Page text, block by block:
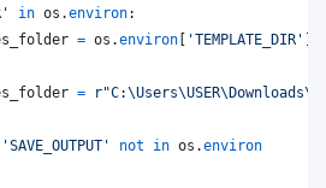
in os .environ:
= os .environ [ 'TEMPLATE_DIR' ]
=
'SAVE_OUTPUT' not in os .environ